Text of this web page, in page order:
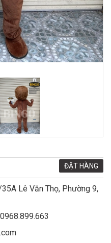
ĐẶT HÀNG
Lê Văn Thọ, Phường 9,